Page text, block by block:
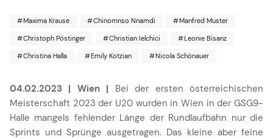
Maxima Krause Chinomnso Nnamdi Manfred Muster
Christoph Pöstinger Christian Ielchici Leonie Bisanz
Christina Halla Emily Kotzian Nicola Schönauer
04.02.2023 | Wien | Bei der ersten österreichischen
Meisterschaft 2023 der U20 wurden in Wien in der GSG9-
Halle mangels fehlender Länge der Rundlaufbahn nur die
Sprints und Sprünge ausgetragen. Das kleine aber feine